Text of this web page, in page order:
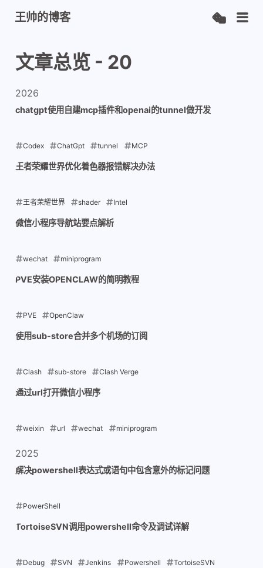
王帅的博客
文章总览 - 20
2026
chatgpt使用自建mcp插件和openai的tunnel做开发
Codex ChatGpt tunnel MCP
2026-07-26
王者荣耀世界优化着色器报错解决办法
王者荣耀世界 shader Intel
2026-07-11
微信小程序导航站要点解析
wechat miniprogram
2026-05-30
PVE安装OPENCLAW的简明教程
PVE OpenClaw
2026-02-23
使用sub-store合并多个机场的订阅
Clash sub-store Clash Verge
2026-01-31
通过url打开微信小程序
weixin url wechat miniprogram
2025
解决powershell表达式或语句中包含意外的标记问题
PowerShell
2025-12-20
TortoiseSVN调用powershell命令及调试详解
Debug SVN Jenkins Powershell TortoiseSVN